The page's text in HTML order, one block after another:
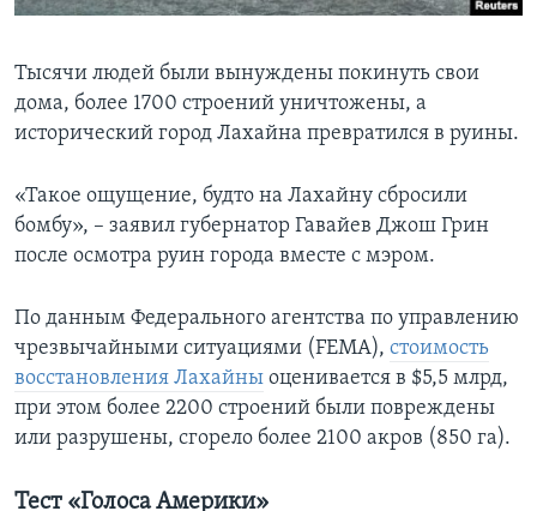
Тысячи людей были вынуждены покинуть свои
дома, более 1700 строений уничтожены, а
исторический город Лахайна превратился в руины.
«Такое ощущение, будто на Лахайну сбросили
бомбу», – заявил губернатор Гавайев Джош Грин
после осмотра руин города вместе с мэром.
По данным Федерального агентства по управлению
чрезвычайными ситуациями (FEMA), стоимость
восстановления Лахайны оценивается в $5,5 млрд,
при этом более 2200 строений были повреждены
или разрушены, сгорело более 2100 акров (850 га).
Тест «Голоса Америки»